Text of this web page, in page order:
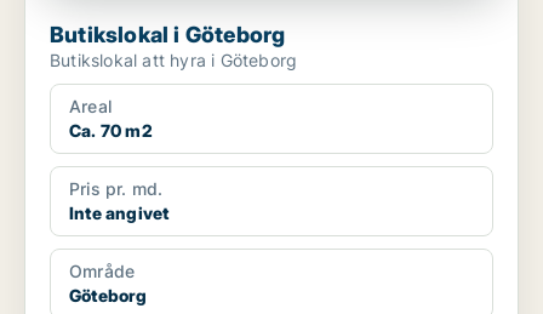
Butikslokal i Göteborg
Butikslokal att hyra i Göteborg
Areal
Ca. 70 m2
Pris pr. md.
Inte angivet
Område
Göteborg